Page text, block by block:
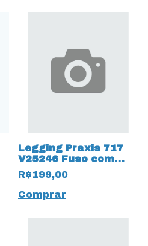
Legging Praxis 717
V25246 Fuso com
Proteção UV50+ Pink
R$199,00
Comprar